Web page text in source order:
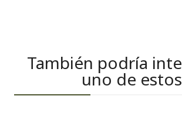
También podría
uno de estos